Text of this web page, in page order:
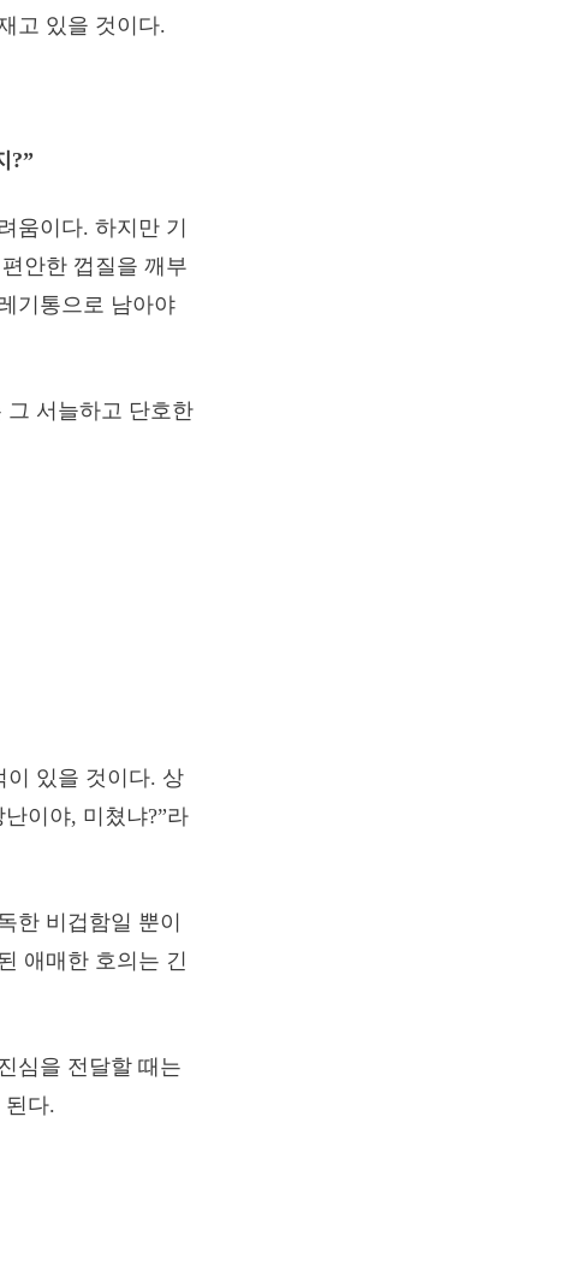
고 있을 것이다.
?”
움이다. 하지만 기
안한 껍질을 깨부
기통으로 남아야
그 서늘하고 단호한
이 있을 것이다. 상
이야, 미쳤냐?”라
한 비겁함일 뿐이
애매한 호의는 긴
심을 전달할 때는
된다.